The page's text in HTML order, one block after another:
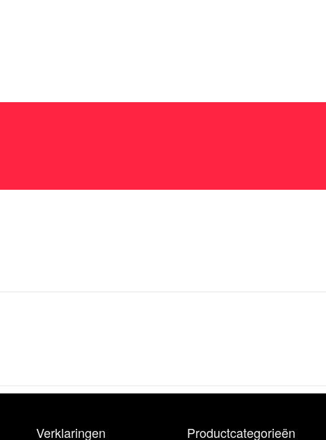
Verklaringen Productcategorieën